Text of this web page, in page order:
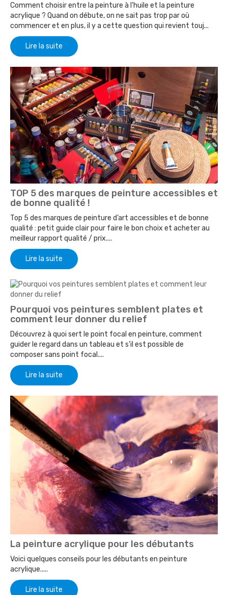
Comment choisir entre la peinture à l'huile et la peinture
acrylique ? Quand on débute, on ne sait pas trop par où
commencer et en plus, il y a cette question qui revient touj...
Lire la suite
TOP 5 des marques de peinture accessibles et
de bonne qualité !
Top 5 des marques de peinture d’art accessibles et de bonne
qualité : petit guide clair pour faire le bon choix et acheter au
meilleur rapport qualité / prix....
Lire la suite
Pourquoi vos peintures semblent plates et
comment leur donner du relief
Découvrez à quoi sert le point focal en peinture, comment
guider le regard dans un tableau et s’il est possible de
composer sans point focal....
Lire la suite
La peinture acrylique pour les débutants
Voici quelques conseils pour les débutants en peinture
acrylique.....
Lire la suite